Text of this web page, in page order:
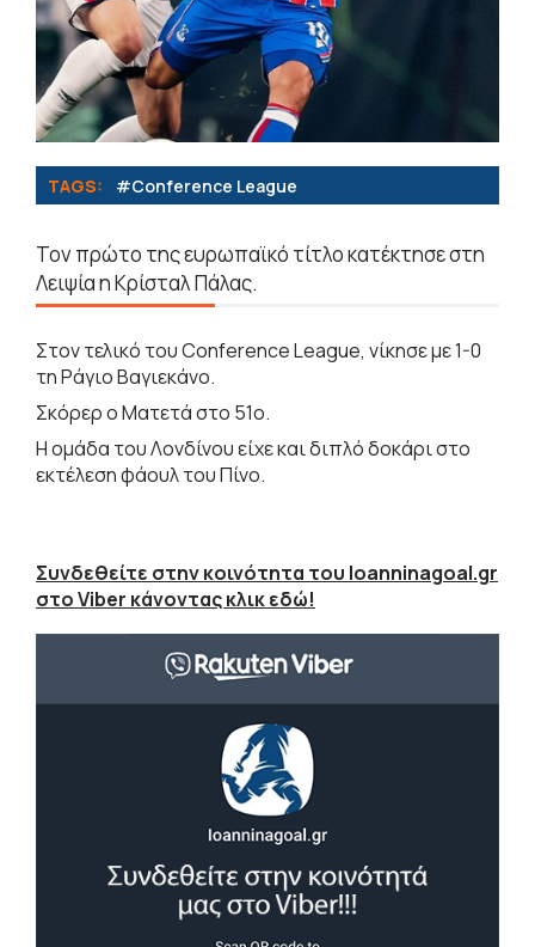
TAGS: #Conference League
Τον πρώτο της ευρωπαϊκό τίτλο κατέκτησε στη
Λειψία η Κρίσταλ Πάλας.
Στον τελικό του Conference League, νίκησε με 1-0
τη Ράγιο Βαγιεκάνο.
Σκόρερ ο Ματετά στο 51ο.
Η ομάδα του Λονδίνου είχε και διπλό δοκάρι στο
εκτέλεση φάουλ του Πίνο.
Συνδεθείτε στην κοινότητα του Ioanninagoal.gr
στο Viber κάνοντας κλικ εδώ!